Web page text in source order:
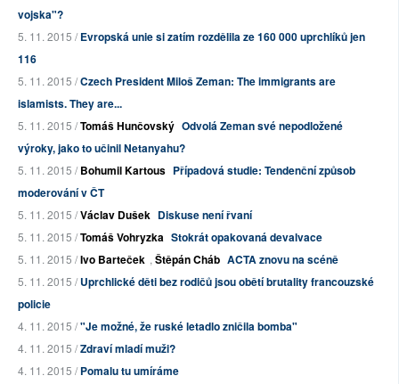
vojska"?
5. 11. 2015 /Evropská unie si zatím rozdělila ze 160 000 uprchlíků jen
116
5. 11. 2015 /Czech President Miloš Zeman: The immigrants are
islamists. They are...
5. 11. 2015 /Tomáš Hunčovský Odvolá Zeman své nepodložené
výroky, jako to učinil Netanyahu?
5. 11. 2015 /Bohumil Kartous Případová studie: Tendenční způsob
moderování v ČT
5. 11. 2015 /Václav Dušek Diskuse není řvaní
5. 11. 2015 /Tomáš Vohryzka Stokrát opakovaná devalvace
5. 11. 2015 /Ivo Barteček , Štěpán Cháb ACTA znovu na scéně
5. 11. 2015 /Uprchlické děti bez rodičů jsou obětí brutality francouzské
policie
4. 11. 2015 /"Je možné, že ruské letadlo zničila bomba"
4. 11. 2015 /Zdraví mladí muži?
4. 11. 2015 /Pomalu tu umíráme